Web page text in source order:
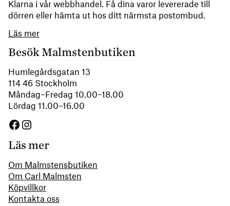
Klarna i vår webbhandel. Få dina varor levererade till
dörren eller hämta ut hos ditt närmsta postombud.
Läs mer
Besök Malmstenbutiken
Humlegårdsgatan 13
114 46 Stockholm
Måndag–Fredag 10.00–18.00
Lördag 11.00–16.00
Facebook
Instagram
Läs mer
Om Malmstensbutiken
Om Carl Malmsten
Köpvillkor
Kontakta oss